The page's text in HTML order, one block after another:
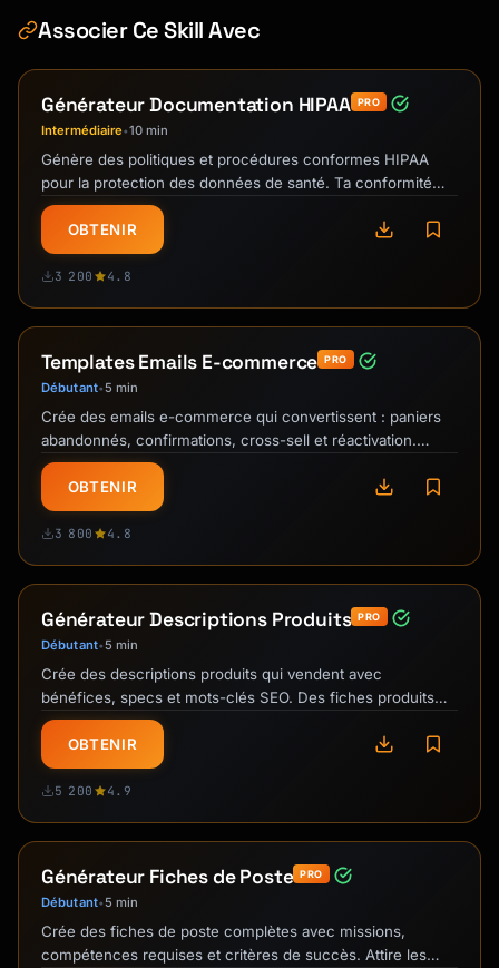
Associer Ce Skill Avec
Générateur Documentation HIPAA PRO
Intermédiaire•10 min
Génère des politiques et procédures conformes HIPAA
pour la protection des données de santé. Ta conformité
santé US assurée.
OBTENIR
3 200 4.8
Templates Emails E-commerce PRO
Débutant•5 min
Crée des emails e-commerce qui convertissent : paniers
abandonnés, confirmations, cross-sell et réactivation.
Booste ton chiffre par email.
OBTENIR
3 800 4.8
Générateur Descriptions Produits PRO
Débutant•5 min
Crée des descriptions produits qui vendent avec
bénéfices, specs et mots-clés SEO. Des fiches produits
qui convertissent.
OBTENIR
5 200 4.9
Générateur Fiches de Poste PRO
Débutant•5 min
Crée des fiches de poste complètes avec missions,
compétences requises et critères de succès. Attire les